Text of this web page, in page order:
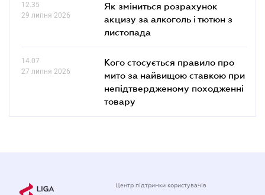
12.35
29 липня 2026
Як зміниться розрахунок
акцизу за алкоголь і тютюн з
листопада
14.07
27 липня 2026
Кого стосується правило про
мито за найвищою ставкою при
непідтвердженому походженні
товару
Центр підтримки користувачів